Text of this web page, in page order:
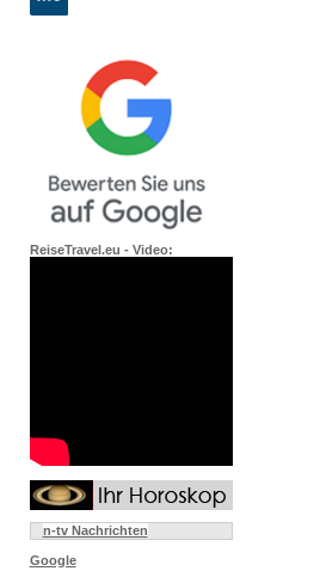
ReiseTravel.eu - Video:
n-tv Nachrichten
Google